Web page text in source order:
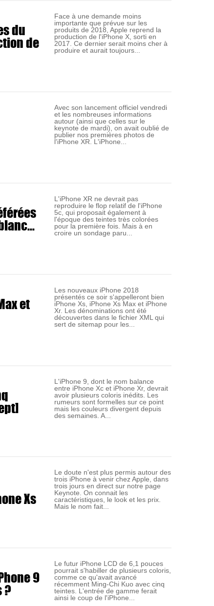
du
de
Face à une demande moins
importante que prévue sur les
produits de 2018, Apple reprend la
production de l'iPhone X, sorti en
2017. Ce dernier serait moins cher à
produire et aurait toujours...
Avec son lancement officiel vendredi
et les nombreuses informations
autour (ainsi que celles sur le
keynote de mardi), on avait oublié de
publier nos premières photos de
l'iPhone XR. L'iPhone...
L'iPhone XR ne devrait pas
reproduire le flop relatif de l'iPhone
5c, qui proposait également à
l'époque des teintes très colorées
pour la première fois. Mais à en
croire un sondage paru...
et
Les nouveaux iPhone 2018
présentés ce soir s'appelleront bien
iPhone Xs, iPhone Xs Max et iPhone
Xr. Les dénominations ont été
découvertes dans le fichier XML qui
sert de sitemap pour les...
L'iPhone 9, dont le nom balance
entre iPhone Xc et iPhone Xr, devrait
avoir plusieurs coloris inédits. Les
rumeurs sont formelles sur ce point
mais les couleurs divergent depuis
des semaines. A...
Xs
Le doute n'est plus permis autour des
trois iPhone à venir chez Apple, dans
trois jours en direct sur notre page
Keynote. On connait les
caractéristiques, le look et les prix.
Mais le nom fait...
9
?
Le futur iPhone LCD de 6,1 pouces
pourrait s'habiller de plusieurs coloris,
comme ce qu'avait avancé
récemment Ming-Chi Kuo avec cinq
teintes. L'entrée de gamme ferait
ainsi le coup de l'iPhone...